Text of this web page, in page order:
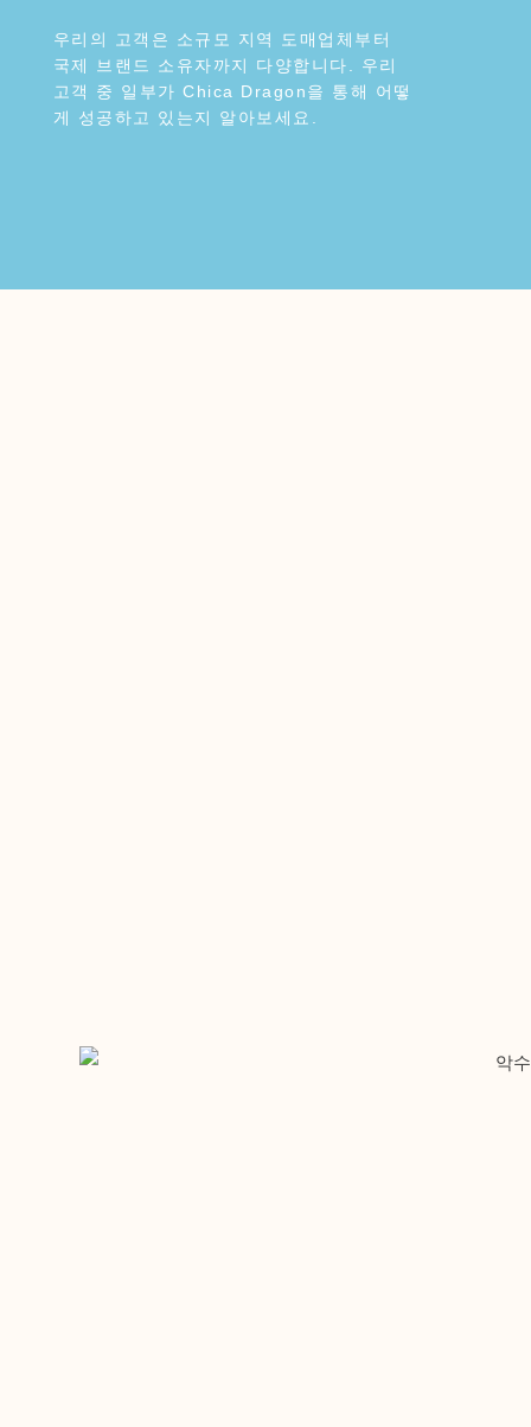
우리의 고객은 소규모 지역 도매업체부터
국제 브랜드 소유자까지 다양합니다. 우리
고객 중 일부가 Chica Dragon을 통해 어떻
게 성공하고 있는지 알아보세요.